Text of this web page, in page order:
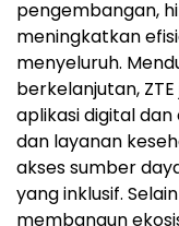
pengembangan,
meningkatkan
menyeluruh.
berkelanjutan,
aplikasi digital
dan layanan
akses sumber
yang inklusif.
membangun